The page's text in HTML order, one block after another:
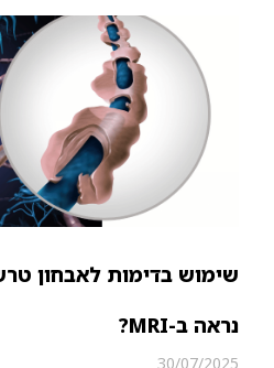
שימוש בדימות לאבחון
נראה ב-MRI?
30/07/2025